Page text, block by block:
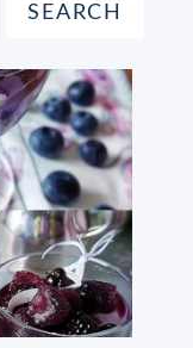
SEARCH